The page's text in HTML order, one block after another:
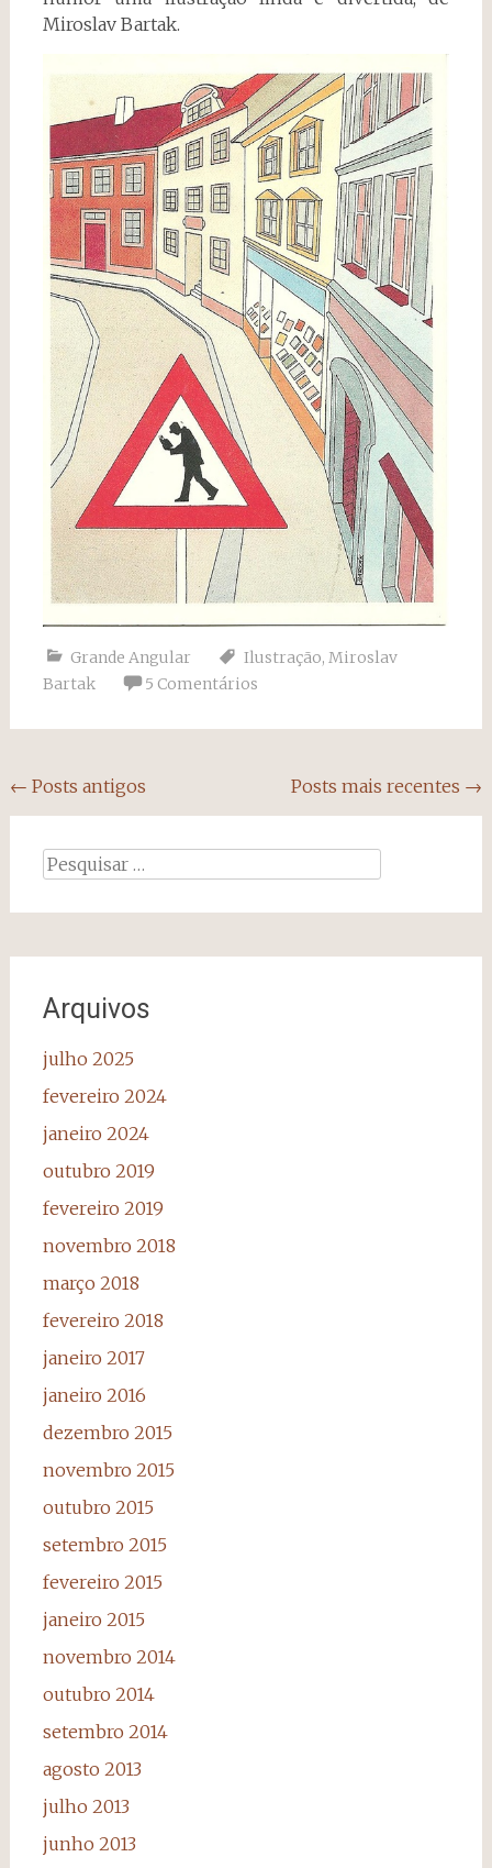
Miroslav Bartak.
Grande Angular Ilustração, Miroslav
Bartak
5 Comentários
Navegação
dos
posts
← Posts antigos Posts mais recentes →
Pesquisar
por:
Arquivos
julho 2025
fevereiro 2024
janeiro 2024
outubro 2019
fevereiro 2019
novembro 2018
março 2018
fevereiro 2018
janeiro 2017
janeiro 2016
dezembro 2015
novembro 2015
outubro 2015
setembro 2015
fevereiro 2015
janeiro 2015
novembro 2014
outubro 2014
setembro 2014
agosto 2013
julho 2013
junho 2013